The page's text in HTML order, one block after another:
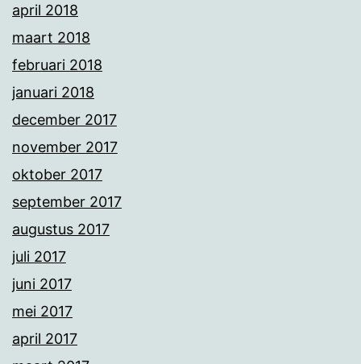
april 2018
maart 2018
februari 2018
januari 2018
december 2017
november 2017
oktober 2017
september 2017
augustus 2017
juli 2017
juni 2017
mei 2017
april 2017